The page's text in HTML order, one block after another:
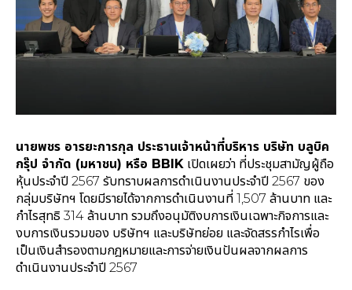
นายพชร อารยะการกุล ประธานเจ้าหน้าที่บริหาร บริษัท บลูบิค
กรุ๊ป จำกัด (มหาชน) หรือ BBIK เปิดเผยว่า ที่ประชุมสามัญผู้ถือ
หุ้นประจำปี 2567 รับทราบผลการดำเนินงานประจำปี 2567 ของ
กลุ่มบริษัทฯ โดยมีรายได้จากการดำเนินงานที่ 1,507 ล้านบาท และ
กำไรสุทธิ 314 ล้านบาท รวมถึงอนุมัติงบการเงินเฉพาะกิจการและ
งบการเงินรวมของ บริษัทฯ และบริษัทย่อย และจัดสรรกำไรเพื่อ
เป็นเงินสำรองตามกฎหมายและการจ่ายเงินปันผลจากผลการ
ดำเนินงานประจำปี 2567